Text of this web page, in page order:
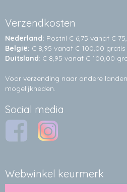
Verzendkosten
Nederland: Postnl € 6,75 vanaf €
België: € 8,95 vanaf € 100,00 gratis
Duitsland: € 8,95 vanaf € 100,00
Voor verzending naar andere
mogelijkheden.
Social media
Webwinkel keurmerk